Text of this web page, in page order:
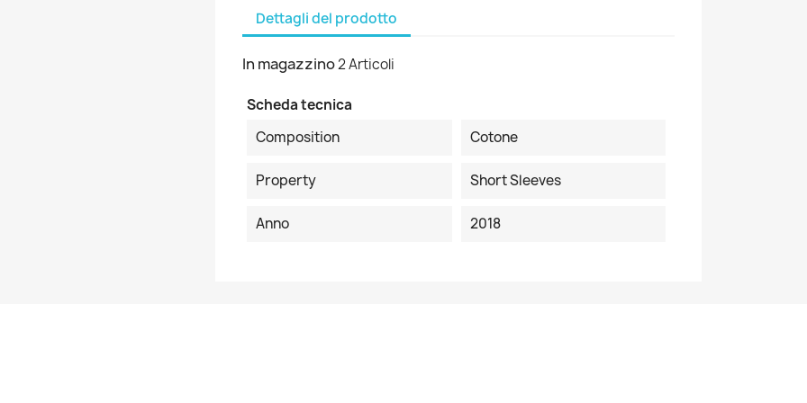
Dettagli del prodotto
In magazzino2 Articoli
Scheda tecnica
Composition
Cotone
Property Short Sleeves
Anno 2018